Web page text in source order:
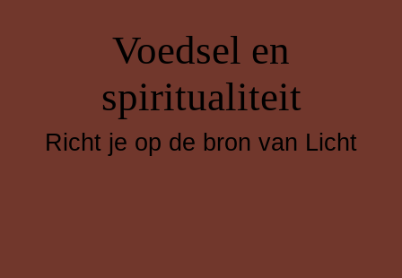
Voedsel en
spiritualiteit
Richt je op de bron van Licht